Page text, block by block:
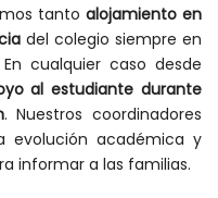
tanto alojamiento en
del colegio siempre en
cualquier caso desde
al estudiante durante
. Nuestros coordinadores
evolución académica y
informar a las familias.